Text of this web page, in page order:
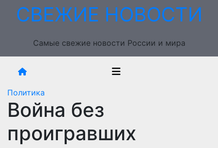
ПерейтиСВЕЖИЕ НОВОСТИ
Самые свежие новости России и мира
Политика
Война без
проигравших